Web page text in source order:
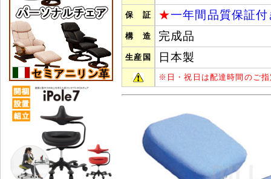
保 証 ★一年間品質保証付
構 造 完成品
生産国 日本製
※ 日・祝日は配達時間のご